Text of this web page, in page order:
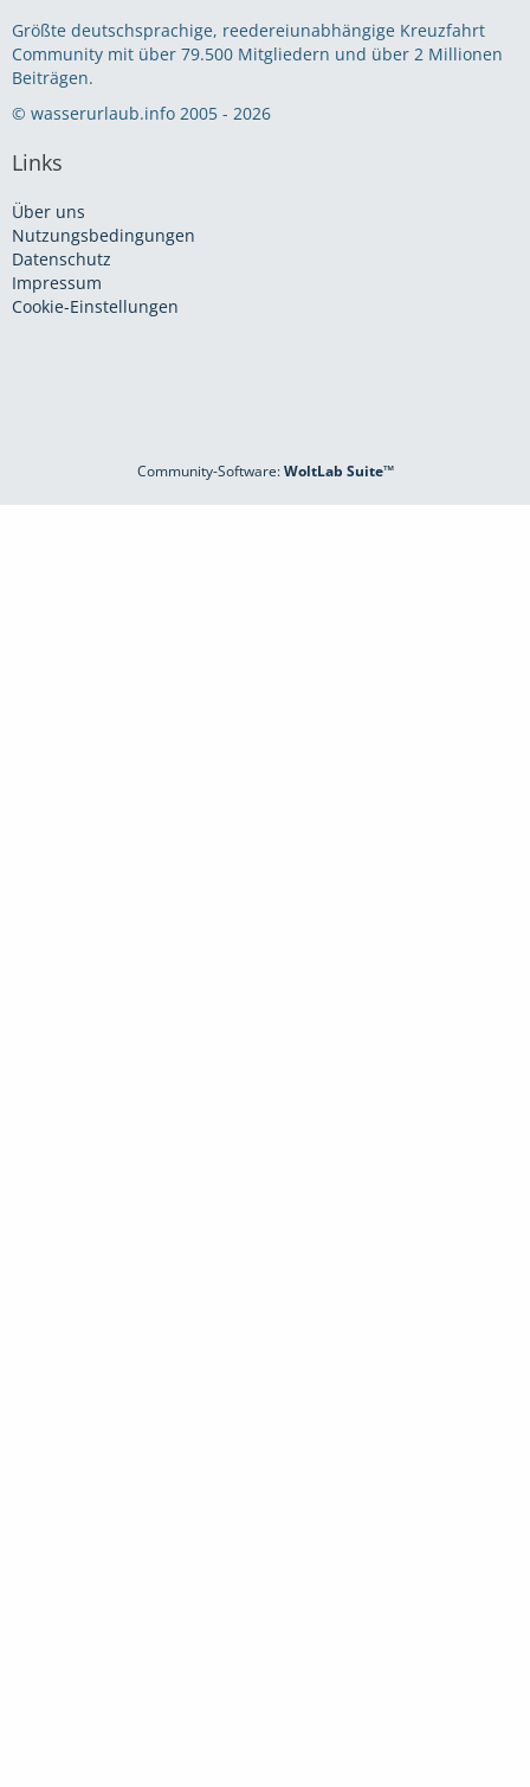
Größte deutschsprachige, reedereiunabhängige Kreuzfahrt
Community mit über 79.500 Mitgliedern und über 2 Millionen
Beiträgen.
© wasserurlaub.info 2005 - 2026
Links
Über uns
Nutzungsbedingungen
Datenschutz
Impressum
Cookie-Einstellungen
Community-Software:WoltLab Suite™